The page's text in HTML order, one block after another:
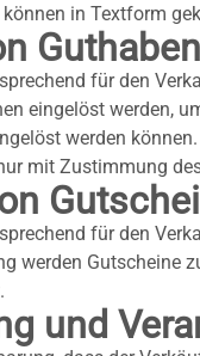
in Textform
Guthaben
für den
eingelöst werden,
werden
mit Zustimmung
für den
werden Gutscheine
und